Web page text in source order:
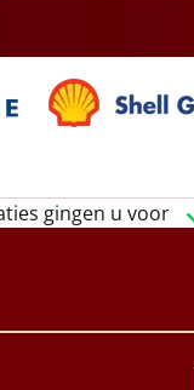
gingen u voor